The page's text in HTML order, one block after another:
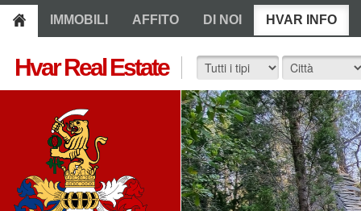
IMMOBILI AFFITO DI NOI HVAR INFO
Hvar Real Estate